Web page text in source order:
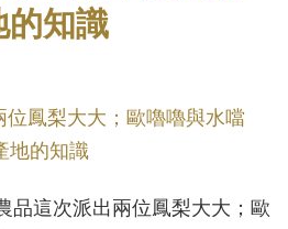
的知識
品這次派出兩位鳳梨大大；歐